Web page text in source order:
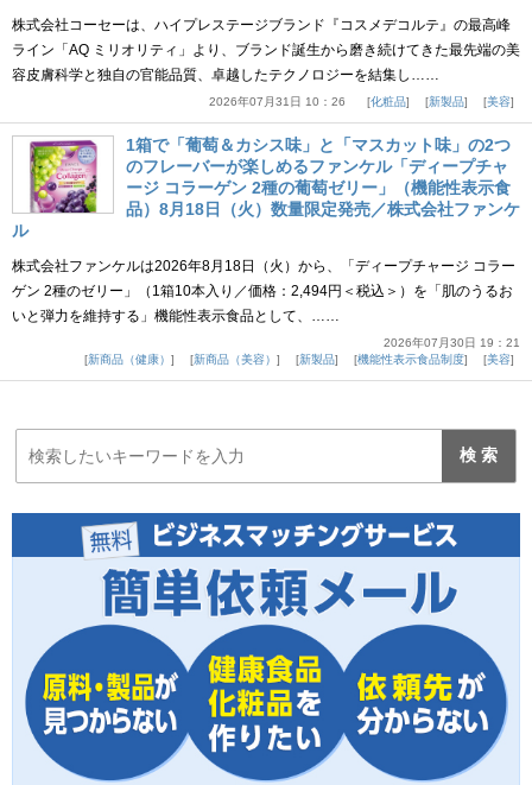
株式会社コーセーは、ハイプレステージブランド『コスメデコルテ』の最高峰
ライン「AQ ミリオリティ」より、ブランド誕生から磨き続けてきた最先端の美
容皮膚科学と独自の官能品質、卓越したテクノロジーを結集し……
2026年07月31日 10：26 化粧品 新製品 美容
1箱で「葡萄＆カシス味」と「マスカット味」の2つ
のフレーバーが楽しめるファンケル「ディープチャ
ージ コラーゲン 2種の葡萄ゼリー」（機能性表示食
品）8月18日（火）数量限定発売／株式会社ファンケ
ル
株式会社ファンケルは2026年8月18日（火）から、「ディープチャージ コラー
ゲン 2種のゼリー」（1箱10本入り／価格：2,494円＜税込＞）を「肌のうるお
いと弾力を維持する」機能性表示食品として、……
2026年07月30日 19：21
新商品（健康）
新商品（美容） 新製品 機能性表示食品制度 美容